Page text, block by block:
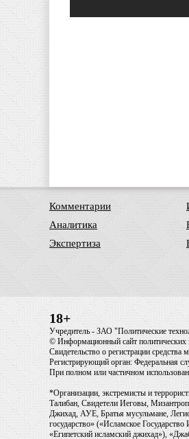
Комментарии
Аналитика
Экспертиза
18+
Учредитель - ЗАО "Политические
© Информационный сайт
Свидетельство о регистрации
Регистрирующий орган: Федеральная
При полном или частичном
*Организации, экстремисты и
Талибан, Свидетели Иеговы,
Джихад, АУЕ, Братья мусульмане,
государство» («Исламское
«Египетский исламский джихад»),